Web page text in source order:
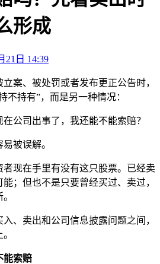
形成
21日 14:39
案、被处罚或者发布更正公告时，
不持有”，而是另一种情况：
公司出事了，我还能不能索赔？
被误解。
现在手里有没有这只股票。已经卖
；但也不是只要曾经买过、卖过，
、卖出和公司信息披露问题之间，
能索赔